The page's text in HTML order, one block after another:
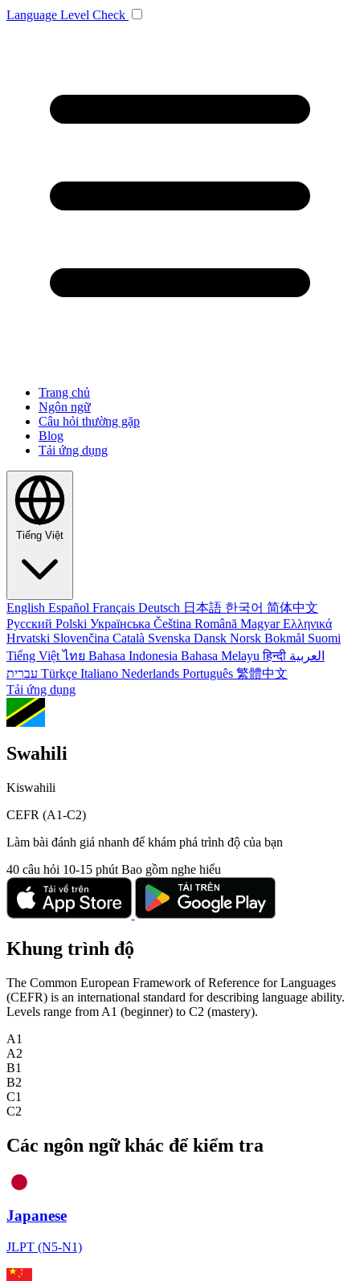
Language Level Check
Trang chủ
Ngôn ngữ
Câu hỏi thường gặp
Blog
Tải ứng dụng
Tiếng Việt
English Español Français Deutsch 日本語 한국어 简体中文
Русский Polski Українська Čeština Română MagyarΕλληνικά
Hrvatski Slovenčina Català Svenska Dansk Norsk Bokmål Suomi
Tiếng Việtไทย Bahasa Indonesia Bahasa Melayuहिन्दी العربية
Türkçe Italiano Nederlands Português 繁體中文
Tải ứng dụng
Swahili
Kiswahili
CEFR (A1-C2)
Làm bài đánh giá nhanh để khám phá trình độ của bạn
40 câu hỏi 10-15 phút Bao gồm nghe hiểu
Khung trình độ
The Common European Framework of Reference for Languages
(CEFR) is an international standard for describing language ability.
Levels range from A1 (beginner) to C2 (mastery).
A1
A2
B1
B2
C1
C2
Các ngôn ngữ khác để kiểm tra
Japanese
JLPT (N5-N1)